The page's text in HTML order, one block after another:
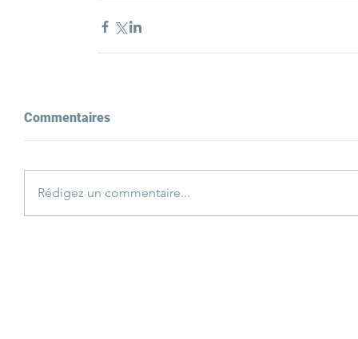
Commentaires
Rédigez un commentaire...